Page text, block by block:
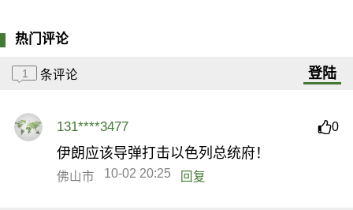
热门评论
1 条评论 登陆
131****3477 0
伊朗应该导弹打击以色列总统府！
佛山市 10-02 20:25 回复